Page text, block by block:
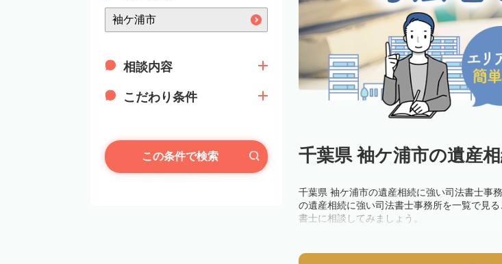
相談内容
こだわり条件
この条件で検索 千葉県 袖ケ浦市の遺産
千葉県 袖ケ浦市の遺産相続に強い司法書士事
の遺産相続に強い司法書士事務所を一覧で見
書士に相談してみましょう。